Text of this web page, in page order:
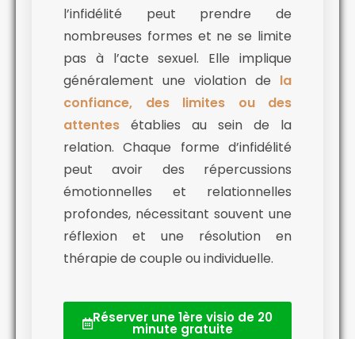
l’infidélité peut prendre de
nombreuses formes et ne se limite
pas à l’acte sexuel. Elle implique
généralement une violation de la
confiance, des limites ou des
attentes établies au sein de la
relation. Chaque forme d’infidélité
peut avoir des répercussions
émotionnelles et relationnelles
profondes, nécessitant souvent une
réflexion et une résolution en
thérapie de couple ou individuelle.
Réserver une 1ère visio de 20
minute gratuite